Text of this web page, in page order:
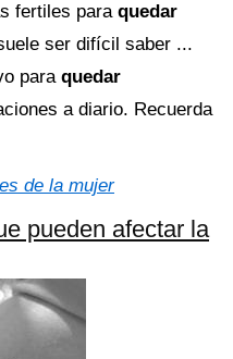
fertiles para quedar
ser difícil saber ...
para quedar
a diario. Recuerda
de la mujer
pueden afectar la